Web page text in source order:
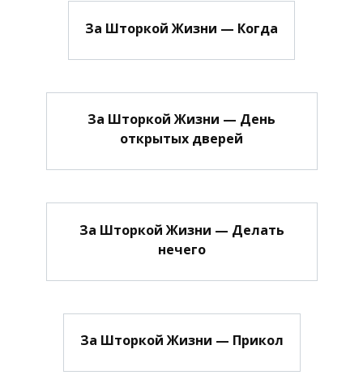
За Шторкой Жизни — Когда
За Шторкой Жизни — День
открытых дверей
За Шторкой Жизни — Делать
нечего
За Шторкой Жизни — Прикол